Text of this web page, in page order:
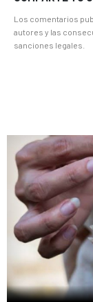
Los comentarios
autores y las
sanciones legales.